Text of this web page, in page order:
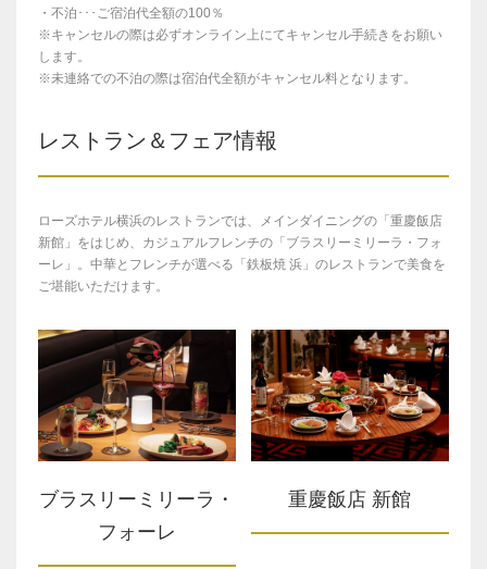
・不泊･･･ご宿泊代全額の100％
※キャンセルの際は必ずオンライン上にてキャンセル手続きをお願い
します。
※未連絡での不泊の際は宿泊代全額がキャンセル料となります。
レストラン＆フェア情報
ローズホテル横浜のレストランでは、メインダイニングの「重慶飯店
新館」をはじめ、カジュアルフレンチの「ブラスリーミリーラ・フォ
ーレ」。中華とフレンチが選べる「鉄板焼 浜」のレストランで美食を
ご堪能いただけます。
ブラスリーミリーラ・
フォーレ
重慶飯店 新館